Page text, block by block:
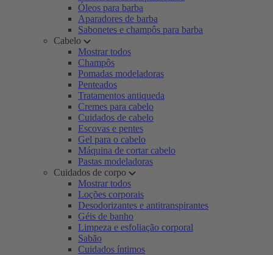
Óleos para barba
Aparadores de barba
Sabonetes e champôs para barba
Cabelo
Mostrar todos
Champôs
Pomadas modeladoras
Penteados
Tratamentos antiqueda
Cremes para cabelo
Cuidados de cabelo
Escovas e pentes
Gel para o cabelo
Máquina de cortar cabelo
Pastas modeladoras
Cuidados de corpo
Mostrar todos
Loções corporais
Desodorizantes e antitranspirantes
Géis de banho
Limpeza e esfoliação corporal
Sabão
Cuidados íntimos